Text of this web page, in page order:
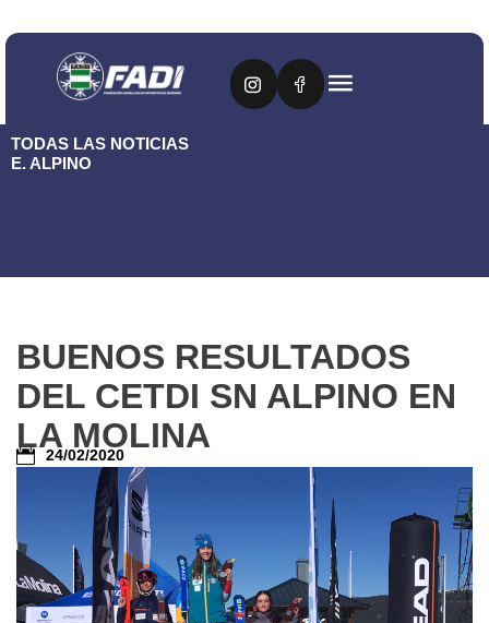
TODAS LAS NOTICIAS
E. ALPINO
BUENOS RESULTADOS
DEL CETDI SN ALPINO EN
LA MOLINA
24/02/2020